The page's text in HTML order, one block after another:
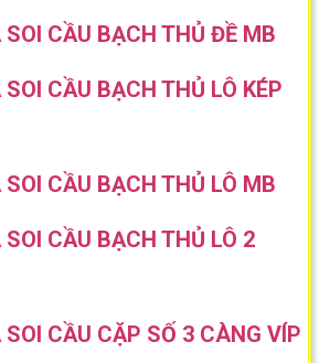
SOI CẦU BẠCH THỦ ĐỀ MB
SOI CẦU BẠCH THỦ LÔ KÉP
SOI CẦU BẠCH THỦ LÔ MB
SOI CẦU BẠCH THỦ LÔ 2
SOI CẦU CẶP SỐ 3 CÀNG VÍP